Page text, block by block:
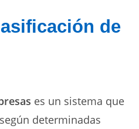
de
es un sistema que
determinadas